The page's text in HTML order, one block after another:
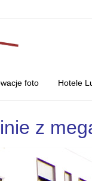
foto Hotele
z